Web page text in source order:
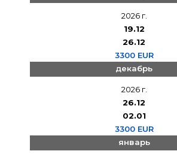
2026 г.
19.12
26.12
3300 EUR
декабрь
2026 г.
26.12
02.01
3300 EUR
январь